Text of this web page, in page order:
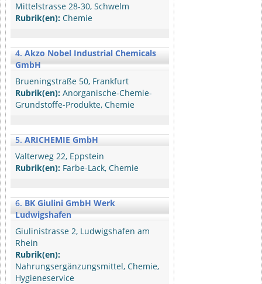
Mittelstrasse 28-30, Schwelm
Rubrik(en): Chemie
4. Akzo Nobel Industrial Chemicals
GmbH
Brueningstraße 50, Frankfurt
Rubrik(en): Anorganische-Chemie-
Grundstoffe-Produkte, Chemie
5. ARICHEMIE GmbH
Valterweg 22, Eppstein
Rubrik(en): Farbe-Lack, Chemie
6. BK Giulini GmbH Werk
Ludwigshafen
Giulinistrasse 2, Ludwigshafen am
Rhein
Rubrik(en):
Nahrungsergänzungsmittel, Chemie,
Hygieneservice